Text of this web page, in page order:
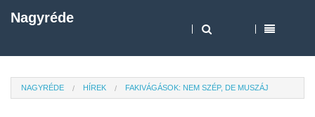
Nagyréde
NAGYRÉDE HÍREK FAKIVÁGÁSOK: NEM SZÉP, DE MUSZÁJ